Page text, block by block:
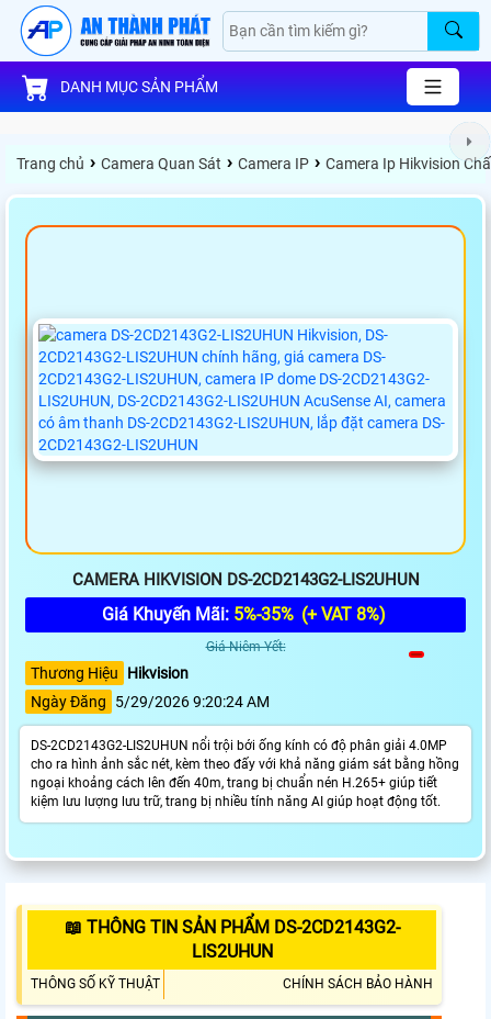
DANH MỤC SẢN PHẨM
Trang chủ › Camera Quan Sát › Camera IP › Camera Ip Hikvision
CAMERA HIKVISION DS-2CD2143G2-LIS2UHUN
Giá Khuyến Mãi: 5%-35% (+ VAT 8%)
Giá Niêm Yết:
Thương Hiệu
Hikvision
Ngày Đăng
5/29/2026 9:20:24 AM
DS-2CD2143G2-LIS2UHUN nổi trội bới ống kính có độ phân giải 4.0MP
cho ra hình ảnh sắc nét, kèm theo đấy với khả năng giám sát bằng hồng
ngoại khoảng cách lên đến 40m, trang bị chuẩn nén H.265+ giúp tiết
kiệm lưu lượng lưu trữ, trang bị nhiều tính năng AI giúp hoạt động tốt.
📖 THÔNG TIN SẢN PHẨM DS-2CD2143G2-
LIS2UHUN
THÔNG SỐ KỸ THUẬT CHÍNH SÁCH BẢO HÀNH